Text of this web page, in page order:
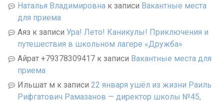
Наталья Владимировна к записи Вакантные места
для приема
Аяз к записи Ура! Лето! Каникулы! Приключения и
путешествия в школьном лагере «Дружба»
Айрат +79378309417 к записи Вакантные места для
приема
Ильшат м к записи 22 января ушёл из жизни Раиль
Рифгатович Рамазанов — директор школы №45,